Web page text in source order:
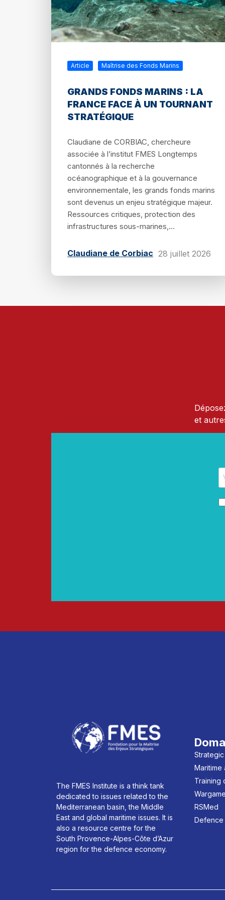
Article Maîtrise des Fonds Marins
GRANDS FONDS MARINS : LA
FRANCE FACE À UN TOURNANT
STRATÉGIQUE
Claudiane de CORBIAC, chercheure
associée à l’institut FMES Longtemps
cantonnés à la recherche
océanographique et à la gouvernance
environnementale, les grands fonds marins
sont devenus un enjeu stratégique majeur.
Ressources critiques, protection des
infrastructures sous-marines,...
Claudiane de Corbiac 28 juillet 2026
et
The FMES Institute is a think tank
dedicated to issues related to the
Mediterranean basin, the Middle
East and global maritime issues. It is
also a resource centre for the
South Provence-Alpes-Côte d’Azur
region for the defence economy.
Maritime
Training
RSMed
Defence